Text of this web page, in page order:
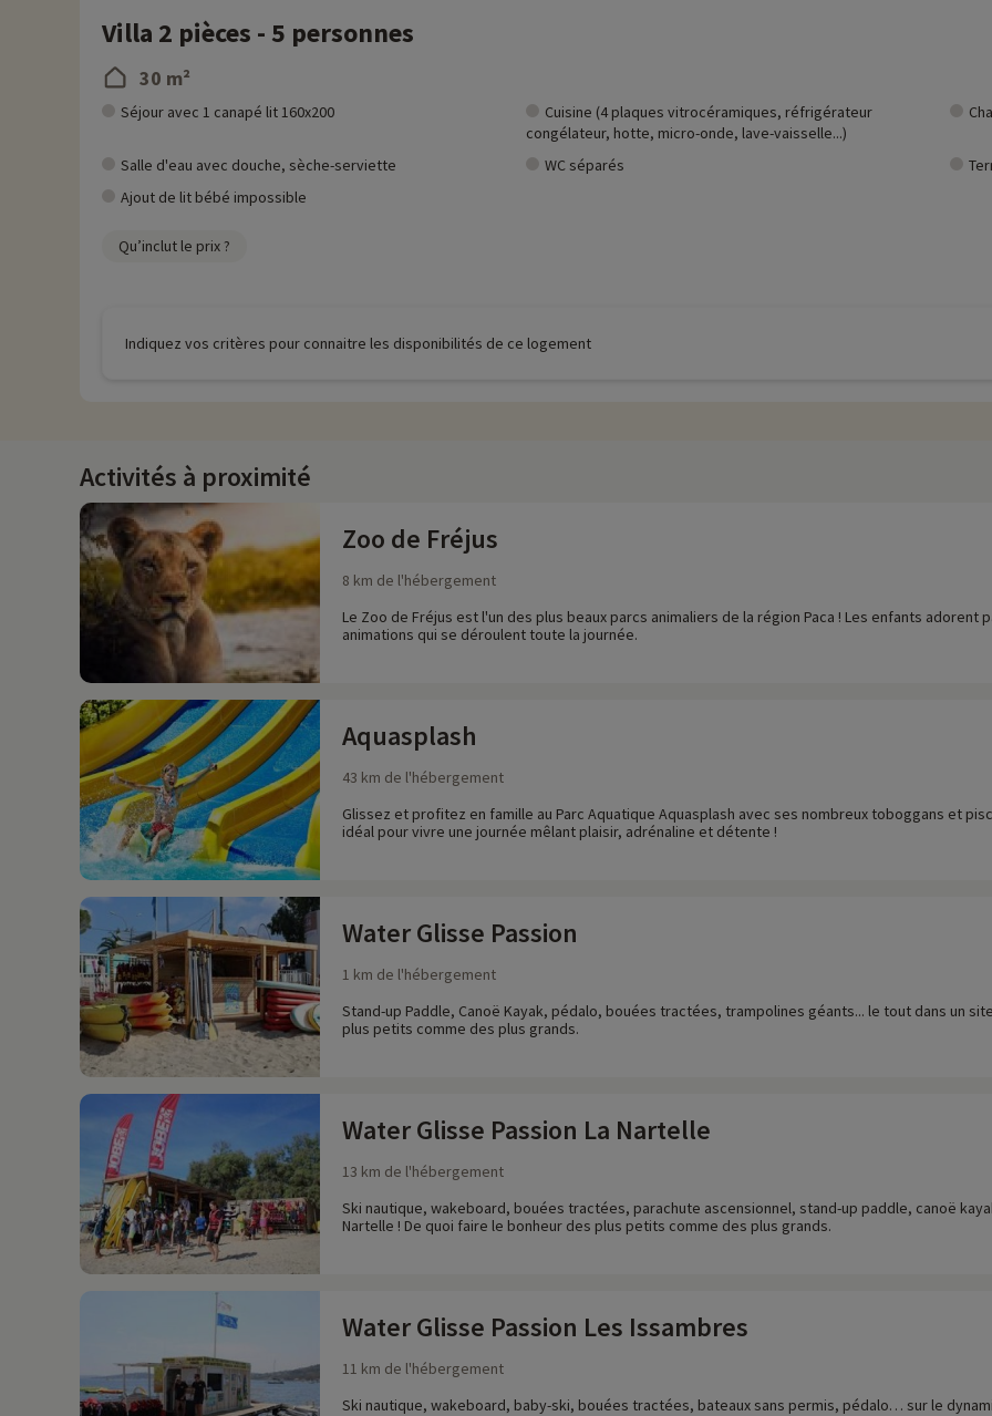
Villa 2 pièces - 5 personnes
30 m²
Séjour avec 1 canapé lit 160x200
Cuisine (4 plaques vitrocéramiques, réfrigérateur
congélateur, hotte, micro-onde, lave-vaisselle...)
Salle d'eau avec douche, sèche-serviette WC séparés
Ajout de lit bébé impossible
Qu’inclut le prix ?
Indiquez vos critères pour connaitre les disponibilités de ce logement
Activités à proximité
Zoo de Fréjus
8 km de l'hébergement
Le Zoo de Fréjus est l'un des plus beaux parcs animaliers de la région Paca ! Les enfants adorent
animations qui se déroulent toute la journée.
Aquasplash
43 km de l'hébergement
Glissez et profitez en famille au Parc Aquatique Aquasplash avec ses nombreux toboggans et
idéal pour vivre une journée mêlant plaisir, adrénaline et détente !
Water Glisse Passion
1 km de l'hébergement
Stand-up Paddle, Canoë Kayak, pédalo, bouées tractées, trampolines géants... le tout dans un
plus petits comme des plus grands.
Water Glisse Passion La Nartelle
13 km de l'hébergement
Ski nautique, wakeboard, bouées tractées, parachute ascensionnel, stand-up paddle, canoë
Nartelle ! De quoi faire le bonheur des plus petits comme des plus grands.
Water Glisse Passion Les Issambres
11 km de l'hébergement
Ski nautique, wakeboard, baby-ski, bouées tractées, bateaux sans permis, pédalo… sur le